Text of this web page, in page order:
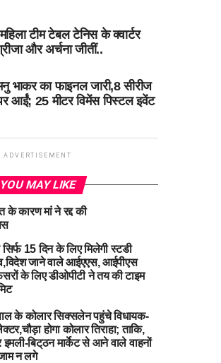
टीम टेबल टेनिस के क्वार्टर
और अर्चना जीतीं..
भाकर का फाइनल जारी,8 सीरीज
आईं; 25 मीटर विमेंस पिस्टल इवेंट
ADVERTISEMENT
YOU MAY LIKE
कारण मां ने रद्द की
15 दिन के लिए मिलेगी स्टडी
जाने वाले आईएएस, आईपीएस
के लिए डीओपीटी ने तय की टाइम
के कोलार सिक्सलेन पहुंचे विधायक-
होगा कोलार तिराहा; ताकि,
इमली-बिट्‌ठन मार्केट से आने वाले वाहनों
न लगे